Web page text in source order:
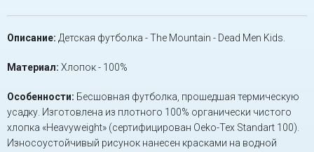
Описание: Детская футболка - The Mountain - Dead Men Kids.
Материал: Хлопок - 100%
Особенности: Бесшовная футболка, прошедшая термическую
усадку. Изготовлена из плотного 100% органически чистого
хлопка «Heavyweight» (сертифицирован Oeko-Tex Standart 100).
Износоустойчивый рисунок нанесен красками на водной